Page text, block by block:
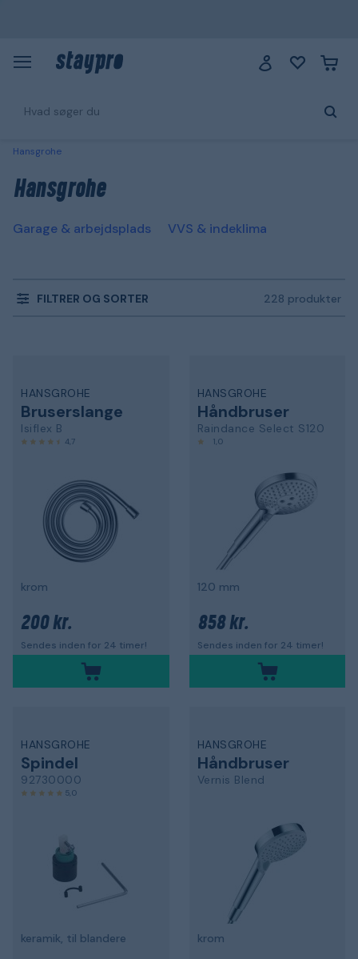
Hansgrohe
Hansgrohe
Garage & arbejdsplads VVS & indeklima
FILTRER OG SORTER 228 produkter
HANSGROHE
Bruserslange
Isiflex B
4,7
krom
200 kr.
Sendes inden for 24 timer!
HANSGROHE
Håndbruser
Raindance Select S120
1,0
120 mm
858 kr.
Sendes inden for 24 timer!
HANSGROHE
Spindel
92730000
5,0
keramik, til blandere
HANSGROHE
Håndbruser
Vernis Blend
krom